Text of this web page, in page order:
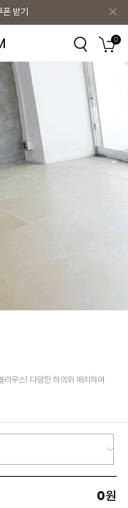
폰 받기
0
우스! 다양한 하의와 매치하여
0원